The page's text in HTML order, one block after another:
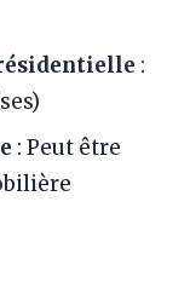
:
: Peut être